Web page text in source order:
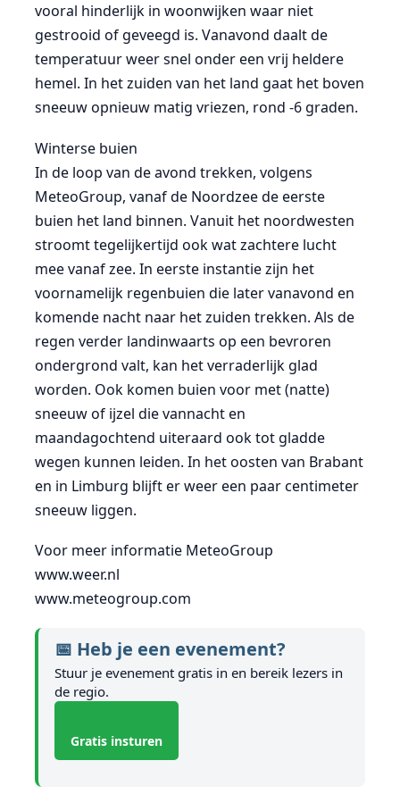
vooral hinderlijk in woonwijken waar niet
gestrooid of geveegd is. Vanavond daalt de
temperatuur weer snel onder een vrij heldere
hemel. In het zuiden van het land gaat het boven
sneeuw opnieuw matig vriezen, rond -6 graden.
Winterse buien
In de loop van de avond trekken, volgens
MeteoGroup, vanaf de Noordzee de eerste
buien het land binnen. Vanuit het noordwesten
stroomt tegelijkertijd ook wat zachtere lucht
mee vanaf zee. In eerste instantie zijn het
voornamelijk regenbuien die later vanavond en
komende nacht naar het zuiden trekken. Als de
regen verder landinwaarts op een bevroren
ondergrond valt, kan het verraderlijk glad
worden. Ook komen buien voor met (natte)
sneeuw of ijzel die vannacht en
maandagochtend uiteraard ook tot gladde
wegen kunnen leiden. In het oosten van Brabant
en in Limburg blijft er weer een paar centimeter
sneeuw liggen.
Voor meer informatie MeteoGroup
www.weer.nl
www.meteogroup.com
📅 Heb je een evenement?
Stuur je evenement gratis in en bereik lezers in
de regio.
Gratis insturen